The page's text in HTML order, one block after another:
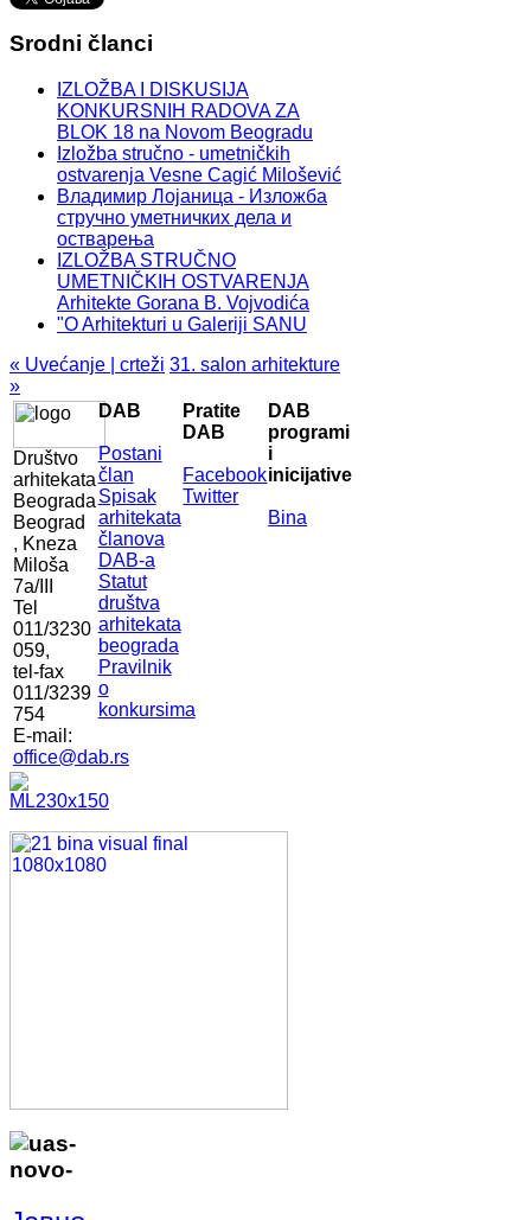
Srodni članci
IZLOŽBA I DISKUSIJA
KONKURSNIH RADOVA ZA
BLOK 18 na Novom Beogradu
Izložba stručno - umetničkih
ostvarenja Vesne Cagić Milošević
Владимир Лојаница - Изложба
стручно уметничких дела и
остварења
IZLOŽBA STRUČNO
UMETNIČKIH OSTVARENJA
Arhitekte Gorana B. Vojvodića
"O Arhitekturi u Galeriji SANU
« Uvećanje | crteži 31. salon arhitekture
»
Društvo
arhitekata
Beograda
Beograd
, Kneza
Miloša
7a/III
Tel
011/3230
059,
tel-fax
011/3239
754
E-mail:
office@dab.rs
DAB
Postani
član
Spisak
arhitekata
članova
DAB-a
Statut
društva
arhitekata
beograda
Pravilnik
o
konkursima
Pratite
DAB
Facebook
Twitter
DAB
programi
i
inicijative
Bina